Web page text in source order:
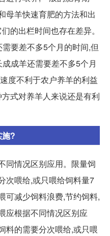
母羊快速育肥的方法和出
的出栏时间也存在差异。
要差不多5个月的时间,但
成羊还需要差不多5个月
度不利于农户养羊的利益
式对养羊人来说还是有利
?
同情况区别应用。限量饲
次喂给,或只喂给饲料量7
可减少饲料浪费,节约饲料,
应根据不同情况区别应
料的需要分次喂给,或只喂